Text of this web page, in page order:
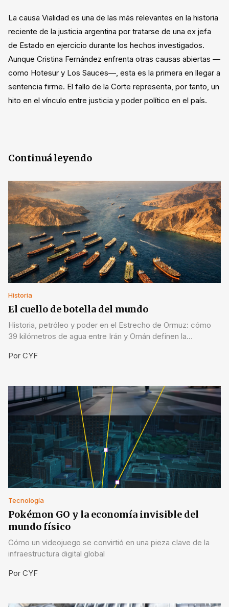
La causa Vialidad es una de las más relevantes en la historia
reciente de la justicia argentina por tratarse de una ex jefa
de Estado en ejercicio durante los hechos investigados.
Aunque Cristina Fernández enfrenta otras causas abiertas —
como Hotesur y Los Sauces—, esta es la primera en llegar a
sentencia firme. El fallo de la Corte representa, por tanto, un
hito en el vínculo entre justicia y poder político en el país.
Continuá leyendo
Historia
El cuello de botella del mundo
Historia, petróleo y poder en el Estrecho de Ormuz: cómo
39 kilómetros de agua entre Irán y Omán definen la
Por CYF
Tecnología
Pokémon GO y la economía invisible del
mundo físico
Cómo un videojuego se convirtió en una pieza clave de la
infraestructura digital global
Por CYF